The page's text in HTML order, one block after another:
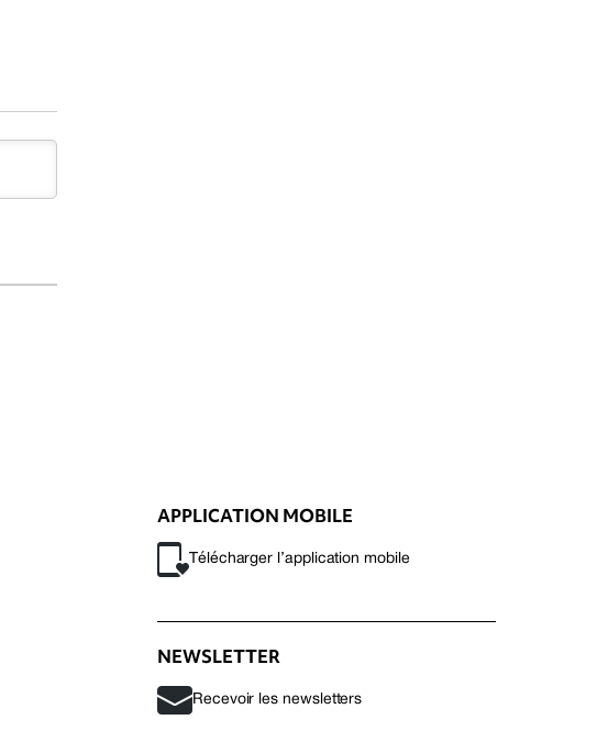
APPLICATION MOBILE
Télécharger l’application mobile
NEWSLETTER
Recevoir les newsletters